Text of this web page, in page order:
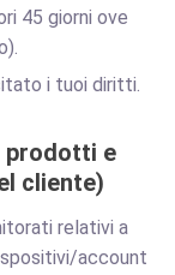
45 giorni ove
i tuoi diritti.
prodotti e
cliente)
relativi a
account